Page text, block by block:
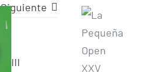
Siguiente